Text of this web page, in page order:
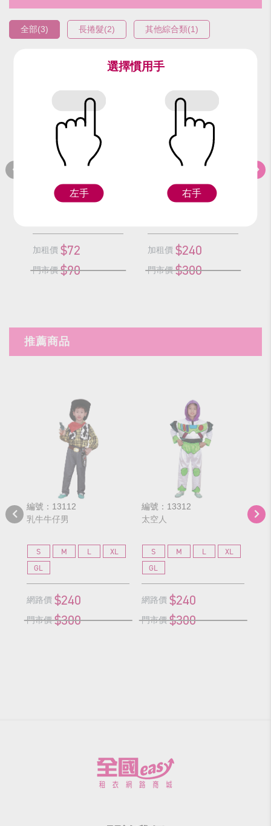
全部(3) 長捲髮(2) 其他綜合類(1)
編號：9624
加租價 $72
門市價 $90
編號：93007
加租價 $240
門市價 $300
推薦商品
編號：13112
乳牛牛仔男
S M L
XL
GL
網路價 $240
門市價 $300
編號：13312
太空人
S M L
XL
GL
網路價 $240
門市價 $300
編
小
選擇慣用手
左手 右手